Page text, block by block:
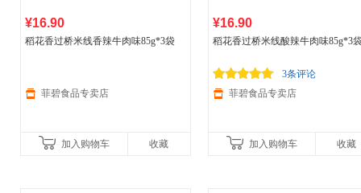
¥16.90
稻花香过桥米线香辣牛肉味85g*3袋
菲碧食品专卖店
加入购物车 收藏
¥16.90
稻花香过桥米线酸辣牛肉味85g*3
3条评论
菲碧食品专卖店
加入购物车 收藏